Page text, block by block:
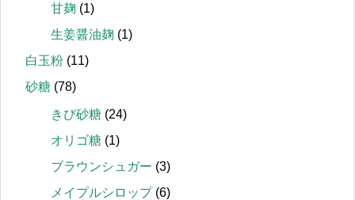
甘麹 (1)
生姜醤油麹 (1)
白玉粉 (11)
砂糖 (78)
きび砂糖 (24)
オリゴ糖 (1)
ブラウンシュガー (3)
メイプルシロップ(6)